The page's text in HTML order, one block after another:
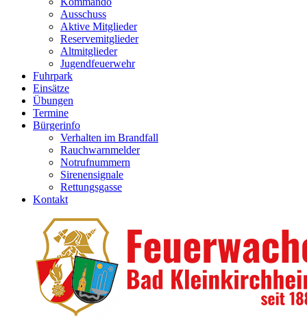
Ausschuss
Aktive Mitglieder
Reservemitglieder
Altmitglieder
Jugendfeuerwehr
Fuhrpark
Einsätze
Übungen
Termine
Bürgerinfo
Verhalten im Brandfall
Rauchwarnmelder
Notrufnummern
Sirenensignale
Rettungsgasse
Kontakt